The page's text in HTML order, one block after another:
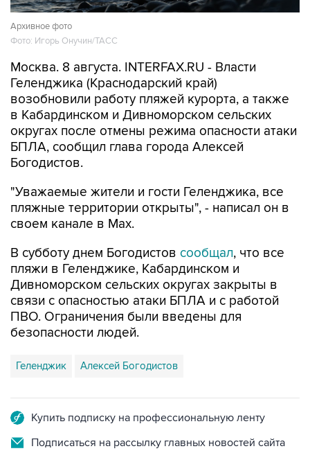
Архивное фото
Фото: Игорь Онучин/ТАСС
Москва. 8 августа. INTERFAX.RU - Власти
Геленджика (Краснодарский край)
возобновили работу пляжей курорта, а также
в Кабардинском и Дивноморском сельских
округах после отмены режима опасности атаки
БПЛА, сообщил глава города Алексей
Богодистов.
"Уважаемые жители и гости Геленджика, все
пляжные территории открыты", - написал он в
своем канале в Max.
В субботу днем Богодистов сообщал, что все
пляжи в Геленджике, Кабардинском и
Дивноморском сельских округах закрыты в
связи с опасностью атаки БПЛА и с работой
ПВО. Ограничения были введены для
безопасности людей.
Геленджик Алексей Богодистов
Купить подписку на профессиональную ленту
Подписаться на рассылку главных новостей сайта